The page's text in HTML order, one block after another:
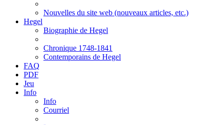
Nouvelles du site web (nouveaux articles, etc.)
Hegel
Biographie de Hegel
Chronique 1748-1841
Contemporains de Hegel
FAQ
PDF
Jeu
Info
Info
Courriel